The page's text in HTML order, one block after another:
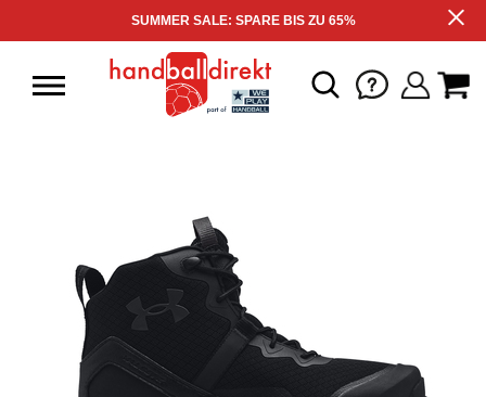
SUMMER SALE: SPARE BIS ZU 65%